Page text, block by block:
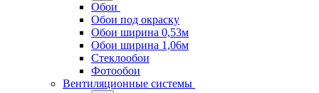
Обои
Обои под окраску
Обои ширина 0,53м
Обои ширина 1,06м
Стеклообои
Фотообои
Вентиляционные системы